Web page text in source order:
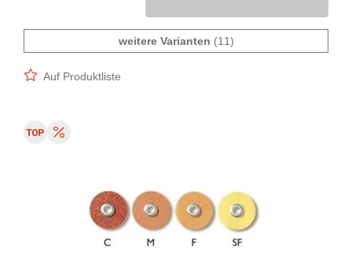
weitere Varianten (11)
Auf Produktliste